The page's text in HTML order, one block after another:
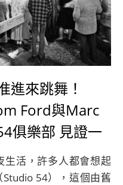
進來跳舞！
Ford與Marc
俱樂部 見證一
活，許多人都會想起
54），這個由舊